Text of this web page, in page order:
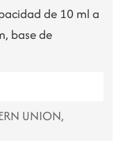
de 10 ml a
base de
UNION,